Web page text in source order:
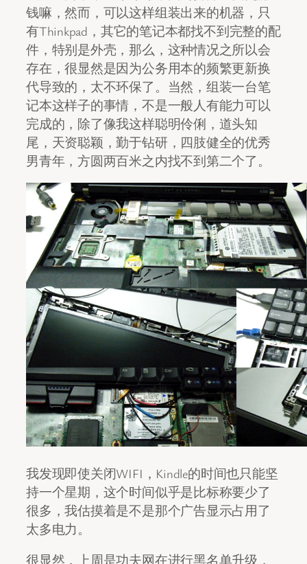
钱嘛，然而，可以这样组装出来的机器，只
有Thinkpad，其它的笔记本都找不到完整的配
件，特别是外壳，那么，这种情况之所以会
存在，很显然是因为公务用本的频繁更新换
代导致的，太不环保了。当然，组装一台笔
记本这样子的事情，不是一般人有能力可以
完成的，除了像我这样聪明伶俐，道头知
尾，天资聪颖，勤于钻研，四肢健全的优秀
男青年，方圆两百米之内找不到第二个了。
我发现即使关闭WIFI，Kindle的时间也只能坚
持一个星期，这个时间似乎是比标称要少了
很多，我估摸着是不是那个广告显示占用了
太多电力。
很显然，上周是功夫网在进行黑名单升级，